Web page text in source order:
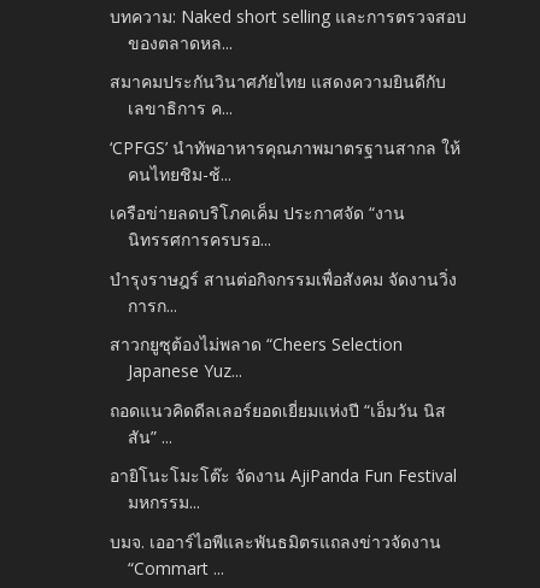
บทความ: Naked short selling และการตรวจสอบ
ของตลาดหล...
สมาคมประกันวินาศภัยไทย แสดงความยินดีกับ
เลขาธิการ ค...
‘CPFGS’ นำทัพอาหารคุณภาพมาตรฐานสากล ให้
คนไทยชิม-ช้...
เครือข่ายลดบริโภคเค็ม ประกาศจัด “งาน
นิทรรศการครบรอ...
บำรุงราษฎร์ สานต่อกิจกรรมเพื่อสังคม จัดงานวิ่ง
การก...
สาวกยูซุต้องไม่พลาด “Cheers Selection
Japanese Yuz...
ถอดแนวคิดดีลเลอร์ยอดเยี่ยมแห่งปี “เอ็มวัน นิส
สัน” ...
อายิโนะโมะโต๊ะ จัดงาน AjiPanda Fun Festival
มหกรรม...
บมจ. เออาร์ไอพีและพันธมิตรแถลงข่าวจัดงาน
“Commart ...